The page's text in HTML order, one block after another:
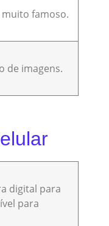
famoso.
de imagens.
digital para
para